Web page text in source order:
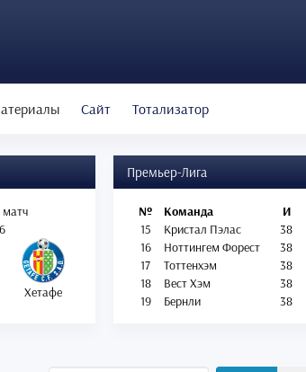
Сайт Тотализатор
Хетафе
Премьер-Лига
№ Команда
И
15
Кристал Пэлас
38
16
Ноттингем Форест
38
17
Тоттенхэм
38
18
Вест Хэм
38
19
Бернли 38